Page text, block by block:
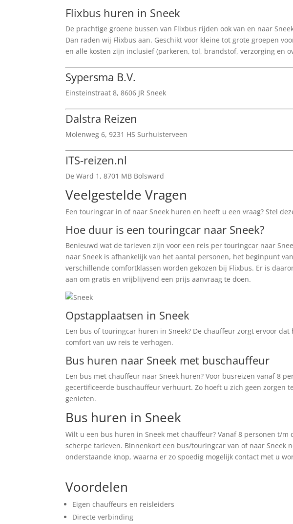
Flixbus huren in Sneek
De prachtige groene bussen van Flixbus rijden ook van en naar
Dan raden wij Flixbus aan. Geschikt voor kleine tot grote groepen
en alle kosten zijn inclusief (parkeren, tol, brandstof, verzorging en
Sypersma B.V.
Einsteinstraat 8, 8606 JR Sneek
Dalstra Reizen
Molenweg 6, 9231 HS Surhuisterveen
ITS-reizen.nl
De Ward 1, 8701 MB Bolsward
Veelgestelde Vragen
Een touringcar in of naar Sneek huren en heeft u een vraag? Stel
Hoe duur is een touringcar naar Sneek?
Benieuwd wat de tarieven zijn voor een reis per touringcar naar
naar Sneek is afhankelijk van het aantal personen, het beginpunt
verschillende comfortklassen worden gekozen bij Flixbus. Er is
aan om gratis en vrijblijvend een prijs aanvraag te doen.
Opstapplaatsen in Sneek
Een bus of touringcar huren in Sneek? De chauffeur zorgt ervoor
comfort van uw reis te verhogen.
Bus huren naar Sneek met buschauffeur
Een bus met chauffeur naar Sneek huren? Voor busreizen vanaf 8
gecertificeerde buschauffeur verhuurt. Zo hoeft u zich geen zorgen
genieten.
Bus huren in Sneek
Wilt u een bus huren in Sneek met chauffeur? Vanaf 8 personen t/
scherpe tarieven. Binnenkort een bus/touringcar van of naar Sneek
onderstaande knop, waarna er zo spoedig mogelijk contact met u
Voordelen
Eigen chauffeurs en reisleiders
Directe verbinding